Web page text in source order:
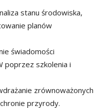
stanu środowiska,
planów
świadomości
poprzez szkolenia i
zrównoważonych
przyrody.